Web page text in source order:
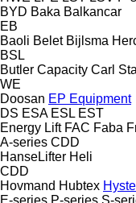
BYD Baka Balkancar
EB
Baoli Belet Bijlsma
BSL
Butler Capacity Carl
WE
Doosan EP Equipment
DS ESA ESL EST
Energy Lift FAC Faba
A-series CDD
HanseLifter Heli
CDD
Hovmand Hubtex
E-series P-series S-